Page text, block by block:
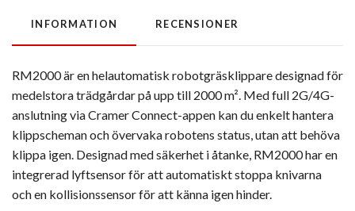
INFORMATION RECENSIONER
RM2000 är en helautomatisk robotgräsklippare designad för
medelstora trädgårdar på upp till 2000 m². Med full 2G/4G-
anslutning via Cramer Connect-appen kan du enkelt hantera
klippscheman och övervaka robotens status, utan att behöva
klippa igen. Designad med säkerhet i åtanke, RM2000 har en
integrerad lyftsensor för att automatiskt stoppa knivarna
och en kollisionssensor för att känna igen hinder.